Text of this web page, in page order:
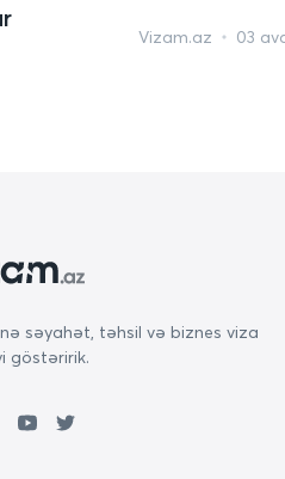
Vizam.az 03
səyahət, təhsil və biznes viza
göstəririk.